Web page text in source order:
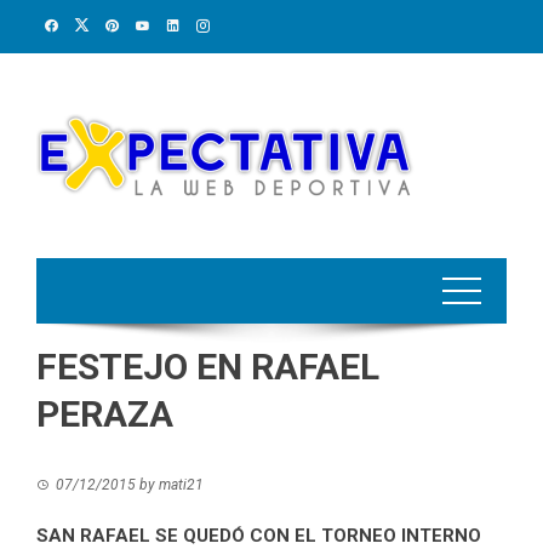
FESTEJO EN RAFAEL
PERAZA
07/12/2015 by mati21
SAN RAFAEL SE QUEDÓ CON EL TORNEO INTERNO